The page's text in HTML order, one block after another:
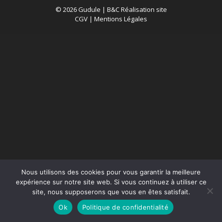
© 2026 Gudule | B&C Réalisation site
CGV | Mentions Légales
Nous utilisons des cookies pour vous garantir la meilleure
expérience sur notre site web. Si vous continuez à utiliser ce
site, nous supposerons que vous en êtes satisfait.
Ok
Politique de confidentialité